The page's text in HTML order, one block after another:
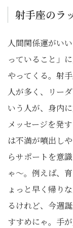
射手座のラ
人間関係運がい
っていること」
やってくる。射
人が多く、リー
いう人が、身内
メッセージを発
は不満が噴出し
らサポートを意
ゃ〜。例えば、
ょっと早く帰り
るけれど、今週
すすめにゃ。手